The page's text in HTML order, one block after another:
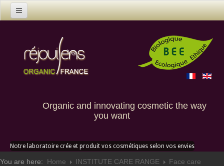
Organic and innovating cosmetic the way
you want
Products
Contact us
Notre laboratoire crée et produit vos cosmétiques selon vos envies
You are here: Home INSTITUTE CARE RANGE Face care